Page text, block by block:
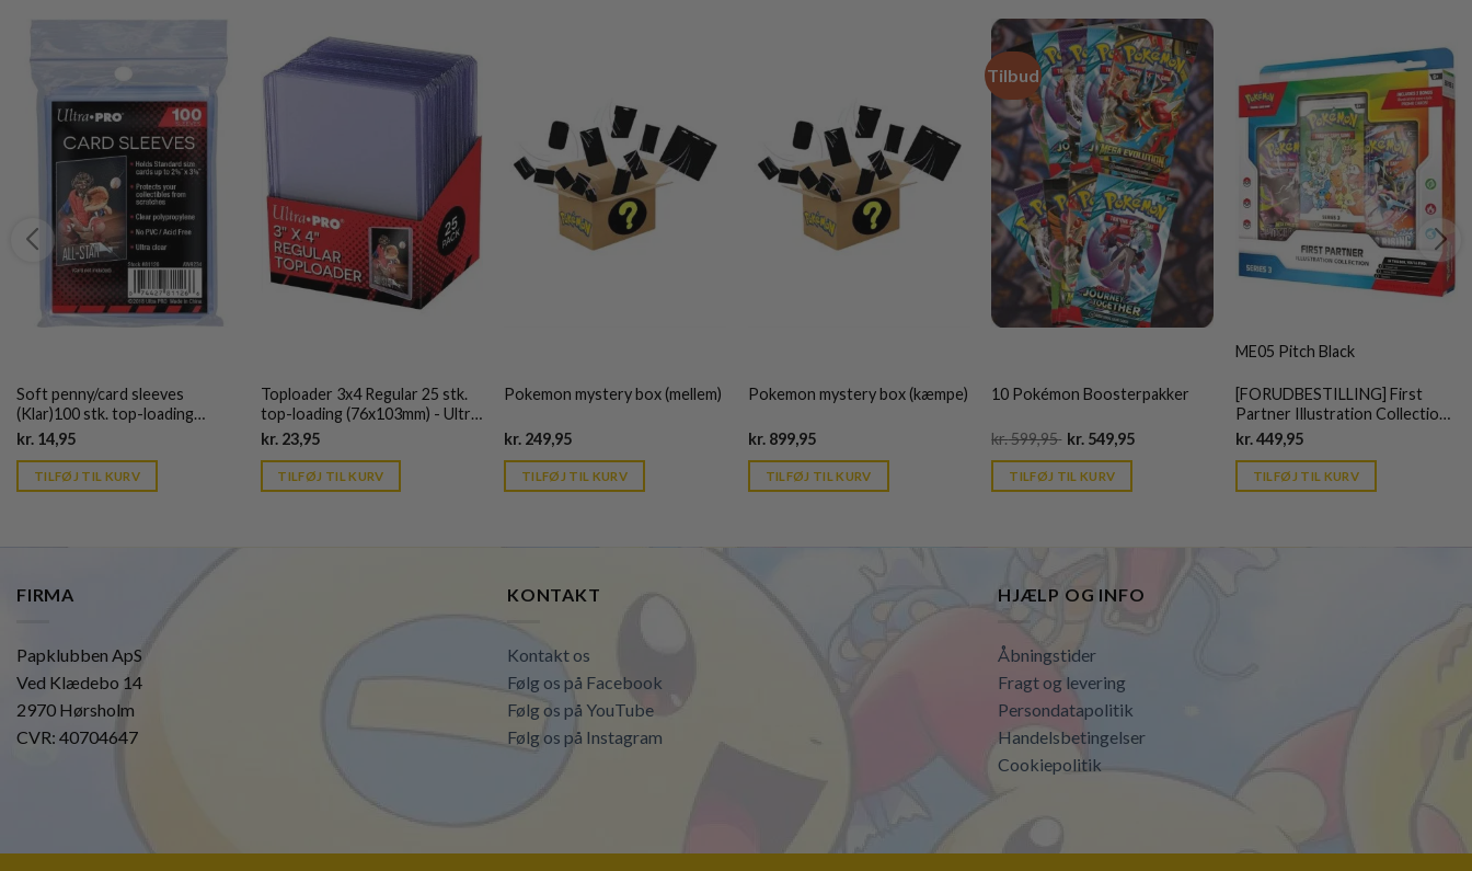
Soft penny/card sleeves
(Klar)100 stk. top-loading
(66,7x92mm) - Ultra Pro
kr. 14,95Current
is:
kr. 39,95.
TILFØJ TIL KURV
Toploader 3x4 Regular 25 stk.
top-loading (76x103mm) - Ultra
Pro
kr.23,95Current
is:
kr. 39,95.
TILFØJ TIL KURV
Pokemon mystery box (mellem)
kr. 249,95Current
is:
kr. 39,95.
TILFØJ TIL KURV
Pokemon mystery box (kæmpe)
kr.899,95Current
is:
kr. 39,95.
TILFØJ TIL KURV
Tilbud
10 Pokémon Boosterpakker
kr.599,95 Original
was:
kr. 599,95.
kr.549,95Current
TILFØJ TIL KURV
ME05 Pitch Black
[FORUDBESTILLING] First
Partner Illustration Collection -
Serie 3 - ME05 Pitch Black
kr.449,95Current
is:
kr. 39,95.
TILFØJ TIL KURV
FIRMA
Papklubben ApS
Ved Klædebo 14
2970 Hørsholm
CVR: 40704647
KONTAKT
Kontakt os
Følg os på Facebook
Følg os på YouTube
Følg os på Instagram
HJÆLP OG INFO
Åbningstider
Fragt og levering
Persondatapolitik
Handelsbetingelser
Cookiepolitik